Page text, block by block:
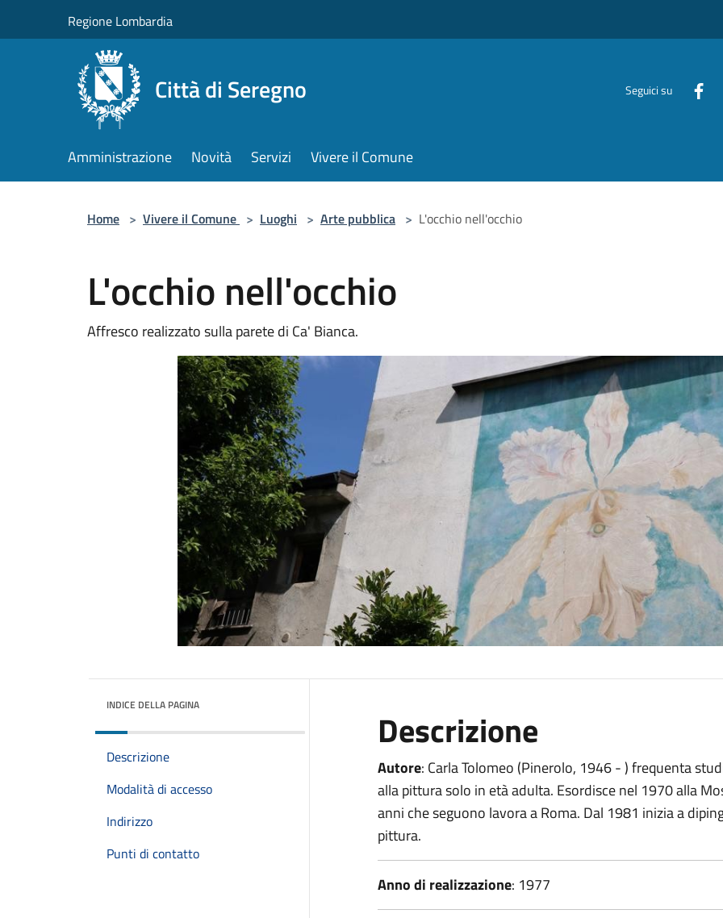
Regione Lombardia
Città di Seregno Seguici su
Amministrazione Novità Servizi Vivere il Comune
Home > Vivere il Comune > Luoghi > Arte pubblica > L'occhio nell'occhio
L'occhio nell'occhio
Affresco realizzato sulla parete di Ca' Bianca.
INDICE DELLA PAGINA
Descrizione
Modalità di accesso
Indirizzo
Punti di contatto
Descrizione
Autore: Carla Tolomeo (Pinerolo, 1946 - ) frequenta
alla pittura solo in età adulta. Esordisce nel 1970 alla
anni che seguono lavora a Roma. Dal 1981 inizia a
pittura.
Anno di realizzazione: 1977